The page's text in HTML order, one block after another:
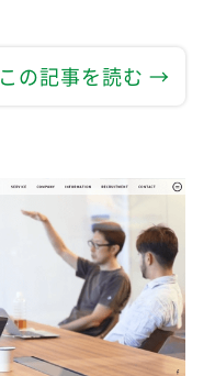
この記事を読む →